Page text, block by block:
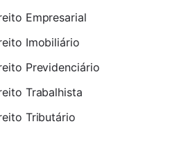
Empresarial
Imobiliário
Previdenciário
Trabalhista
Tributário